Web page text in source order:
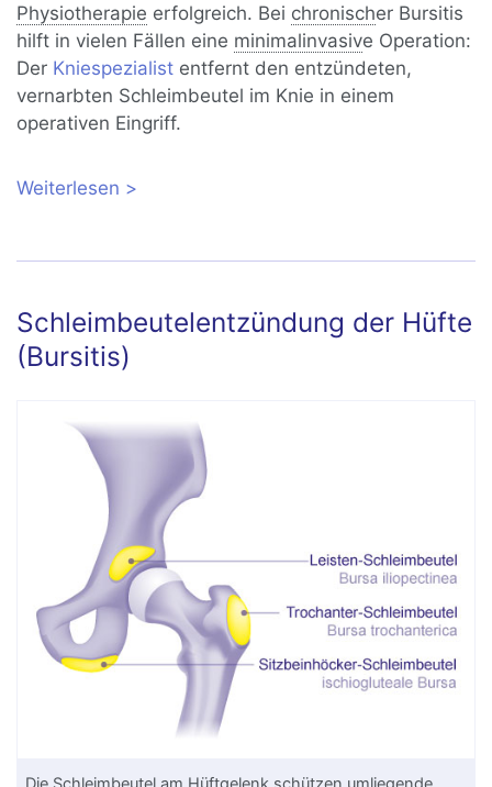
Physiotherapie erfolgreich. Bei chronischer Bursitis
hilft in vielen Fällen eine minimalinvasive Operation:
Der Kniespezialist entfernt den entzündeten,
vernarbten Schleimbeutel im Knie in einem
operativen Eingriff.
Weiterlesen über Schleimbeutelentzündung
Schleimbeutelentzündung der Hüfte
(Bursitis)